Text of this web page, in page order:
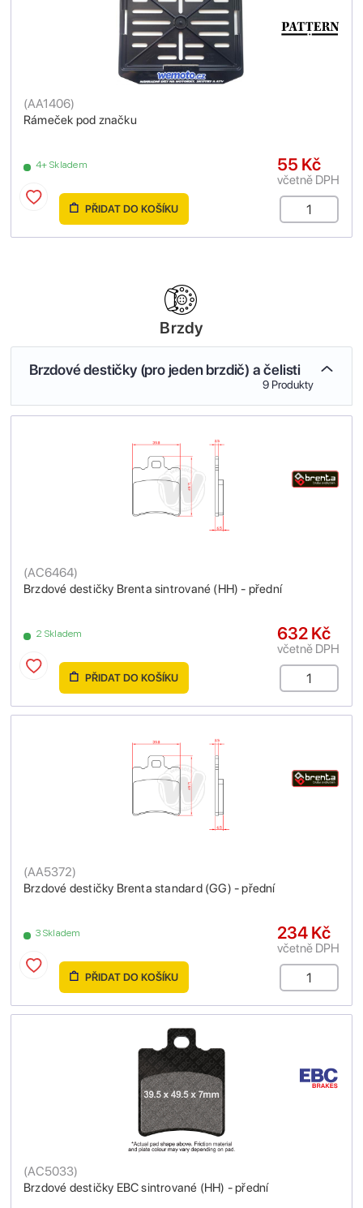
Rámeček pod značku
(AA1406)
4+ Skladem 55 Kč
včetně DPH
PŘIDAT DO KOŠÍKU
Brzdy
Brzdové destičky (pro jeden brzdič) a čelisti
9 Produkty
Brzdové destičky Brenta sintrované (HH) - přední
(AC6464)
2 Skladem 632 Kč
včetně DPH
PŘIDAT DO KOŠÍKU
Brzdové destičky Brenta standard (GG) - přední
(AA5372)
3 Skladem 234 Kč
včetně DPH
PŘIDAT DO KOŠÍKU
Brzdové destičky EBC sintrované (HH) - přední
(AC5033)